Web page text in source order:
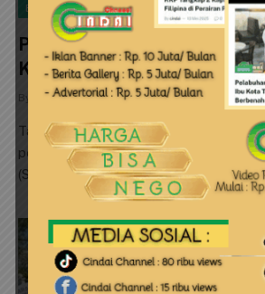
BISNIS
Pelabuhan Sri Bintan Pura
Kota Tanjungpinang Terus
By cindai 24 Mei 2025 0
Tanjungpinang (Cindai.id) _ PT Pelindo
pembenahan layanan publik di
(SBP) yang merupakan gerbang utama…